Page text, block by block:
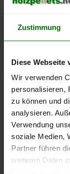
Zustimmung
Diese Webseite
Wir verwenden
personalisieren,
zu können und
analysieren.
Verwendung
soziale Medien,
Partner führen
weiteren Daten
2025
250 €
300 €
400 €
Die aktuelle
können Sie